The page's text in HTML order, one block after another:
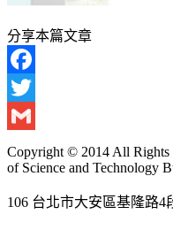
分享本篇文章
Facebook
Twitter
Gmail
Copyright © 2014 All Rights
of Science and Technology
106 台北市大安區基隆路4